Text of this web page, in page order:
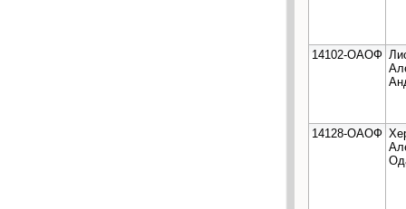
14102-ОАОФ
14128-ОАОФ